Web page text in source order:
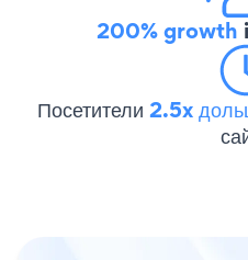
200% growth
Посетители 2.5x